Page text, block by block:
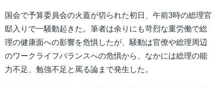
国会で予算委員会の火蓋が切られた初日、午前3時の総理官
邸入りで一騒動起きた。筆者は余りにも苛烈な重労働で総
理の健康面への影響を危惧したが、騒動は官僚や総理周辺
のワークライフバランスへの危惧から、なかには総理の能
力不足、勉強不足と罵る論まで発生した。